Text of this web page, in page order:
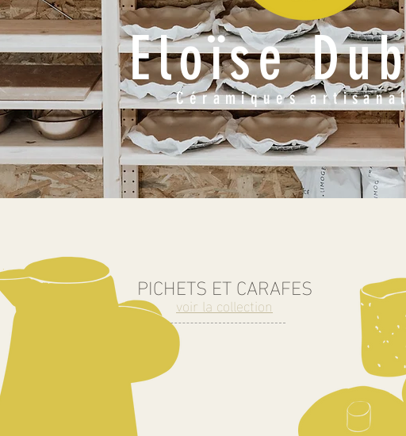
Eloïse
Céramiques
PICHETS ET CARAFES
voir la collection